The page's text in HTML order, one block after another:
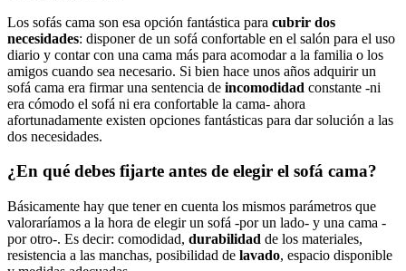
Los sofás cama son esa opción fantástica para cubrir dos
necesidades: disponer de un sofá confortable en el salón para el uso
diario y contar con una cama más para acomodar a la familia o los
amigos cuando sea necesario. Si bien hace unos años adquirir un
sofá cama era firmar una sentencia de incomodidad constante -ni
era cómodo el sofá ni era confortable la cama- ahora
afortunadamente existen opciones fantásticas para dar solución a las
dos necesidades.
¿En qué debes fijarte antes de elegir el sofá cama?
Básicamente hay que tener en cuenta los mismos parámetros que
valoraríamos a la hora de elegir un sofá -por un lado- y una cama -
por otro-. Es decir: comodidad, durabilidad de los materiales,
resistencia a las manchas, posibilidad de lavado, espacio disponible